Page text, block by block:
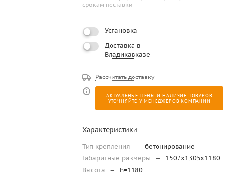
срокам поставки
Установка
Доставка в
Владикавказе
Рассчитать доставку
АКТУАЛЬНЫЕ ЦЕНЫ И НАЛИЧИЕ ТОВАРОВ
УТОЧНЯЙТЕ У МЕНЕДЖЕРОВ КОМПАНИИ
Характеристики
Тип крепления —
бетонирование
Габаритные размеры
—
1507х1305х1180
Высота
—
h=1180